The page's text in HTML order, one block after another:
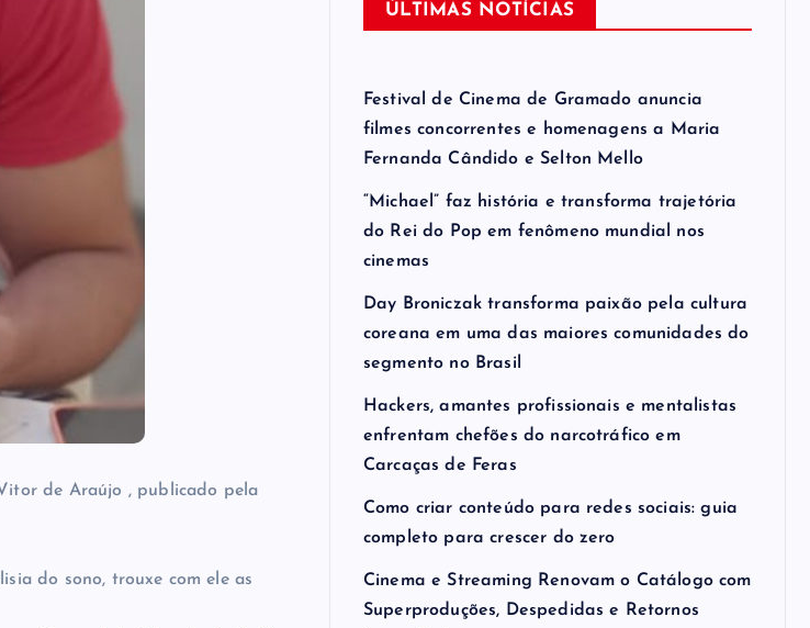
de Araújo , publicado pela
do sono, trouxe com ele as
ÚLTIMAS NOTÍCIAS
Festival de Cinema de Gramado anuncia
filmes concorrentes e homenagens a Maria
Fernanda Cândido e Selton Mello
“Michael” faz história e transforma trajetória
do Rei do Pop em fenômeno mundial nos
cinemas
Day Broniczak transforma paixão pela cultura
coreana em uma das maiores comunidades do
segmento no Brasil
Hackers, amantes profissionais e mentalistas
enfrentam chefões do narcotráfico em
Carcaças de Feras
Como criar conteúdo para redes sociais: guia
completo para crescer do zero
Cinema e Streaming Renovam o Catálogo com
Superproduções, Despedidas e Retornos